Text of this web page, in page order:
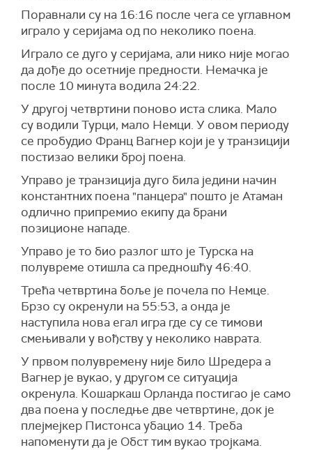
Поравнали су на 16:16 после чега се углавном
играло у серијама од по неколико поена.
Играло се дуго у серијама, али нико није могао
да дође до осетније предности. Немачка је
после 10 минута водила 24:22.
У другој четвртини поново иста слика. Мало
су водили Турци, мало Немци. У овом периоду
се пробудио Франц Вагнер који је у транзицији
постизао велики број поена.
Управо је транзиција дуго била једини начин
константних поена "панцера" пошто је Атаман
одлично припремио екипу да брани
позиционе нападе.
Управо је то био разлог што је Турска на
полувреме отишла са предношћу 46:40.
Трећа четвртина боље је почела по Немце.
Брзо су окренули на 55:53, а онда је
наступила нова егал игра где су се тимови
смењивали у вођству у неколико наврата.
У првом полувремену није било Шредера а
Вагнер је вукао, у другом се ситуација
окренула. Кошаркаш Орланда постигао је само
два поена у последње две четвртине, док је
плејмејкер Пистонса убацио 14. Треба
напоменути да је Обст тим вукао тројкама.